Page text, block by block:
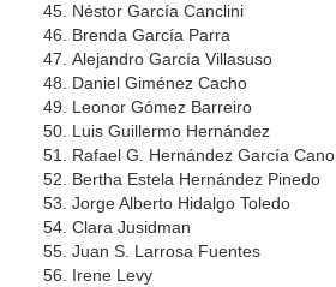
Néstor García Canclini
Brenda García Parra
Alejandro García Villasuso
Daniel Giménez Cacho
Leonor Gómez Barreiro
Luis Guillermo Hernández
Rafael G. Hernández García Cano
Bertha Estela Hernández Pinedo
Jorge Alberto Hidalgo Toledo
Clara Jusidman
Juan S. Larrosa Fuentes
Irene Levy